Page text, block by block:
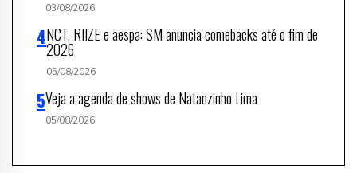
03/08/2026
NCT, RIIZE e aespa: SM anuncia comebacks até o fim de
2026
05/08/2026
Veja a agenda de shows de Natanzinho Lima
05/08/2026